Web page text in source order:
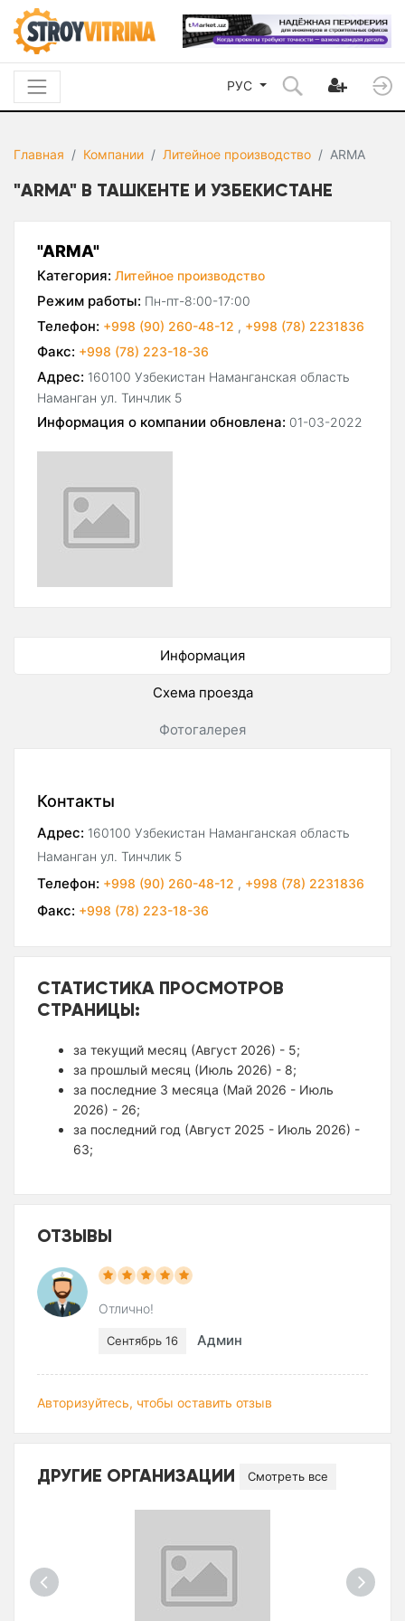
РУС
Главная Компании Литейное производство ARMA
"ARMA" В ТАШКЕНТЕ И УЗБЕКИСТАНЕ
"ARMA"
Категория: Литейное производство
Режим работы: Пн-пт-8:00-17:00
Телефон: +998 (90) 260-48-12 , +998 (78) 2231836
Факс: +998 (78) 223-18-36
Адрес: 160100 Узбекистан Наманганская область
Наманган ул. Тинчлик 5
Информация о компании обновлена: 01-03-2022
Информация
Схема проезда
Фотогалерея
Контакты
Адрес: 160100 Узбекистан Наманганская область
Наманган ул. Тинчлик 5
Телефон: +998 (90) 260-48-12 , +998 (78) 2231836
Факс: +998 (78) 223-18-36
СТАТИСТИКА ПРОСМОТРОВ
СТРАНИЦЫ:
за текущий месяц (Август 2026) - 5;
за прошлый месяц (Июль 2026) - 8;
за последние 3 месяца (Май 2026 - Июль
2026) - 26;
за последний год (Август 2025 - Июль 2026) -
63;
ОТЗЫВЫ
Отлично!
Сентябрь 16 Админ
Авторизуйтесь, чтобы оставить отзыв
ДРУГИЕ ОРГАНИЗАЦИИ Смотреть все